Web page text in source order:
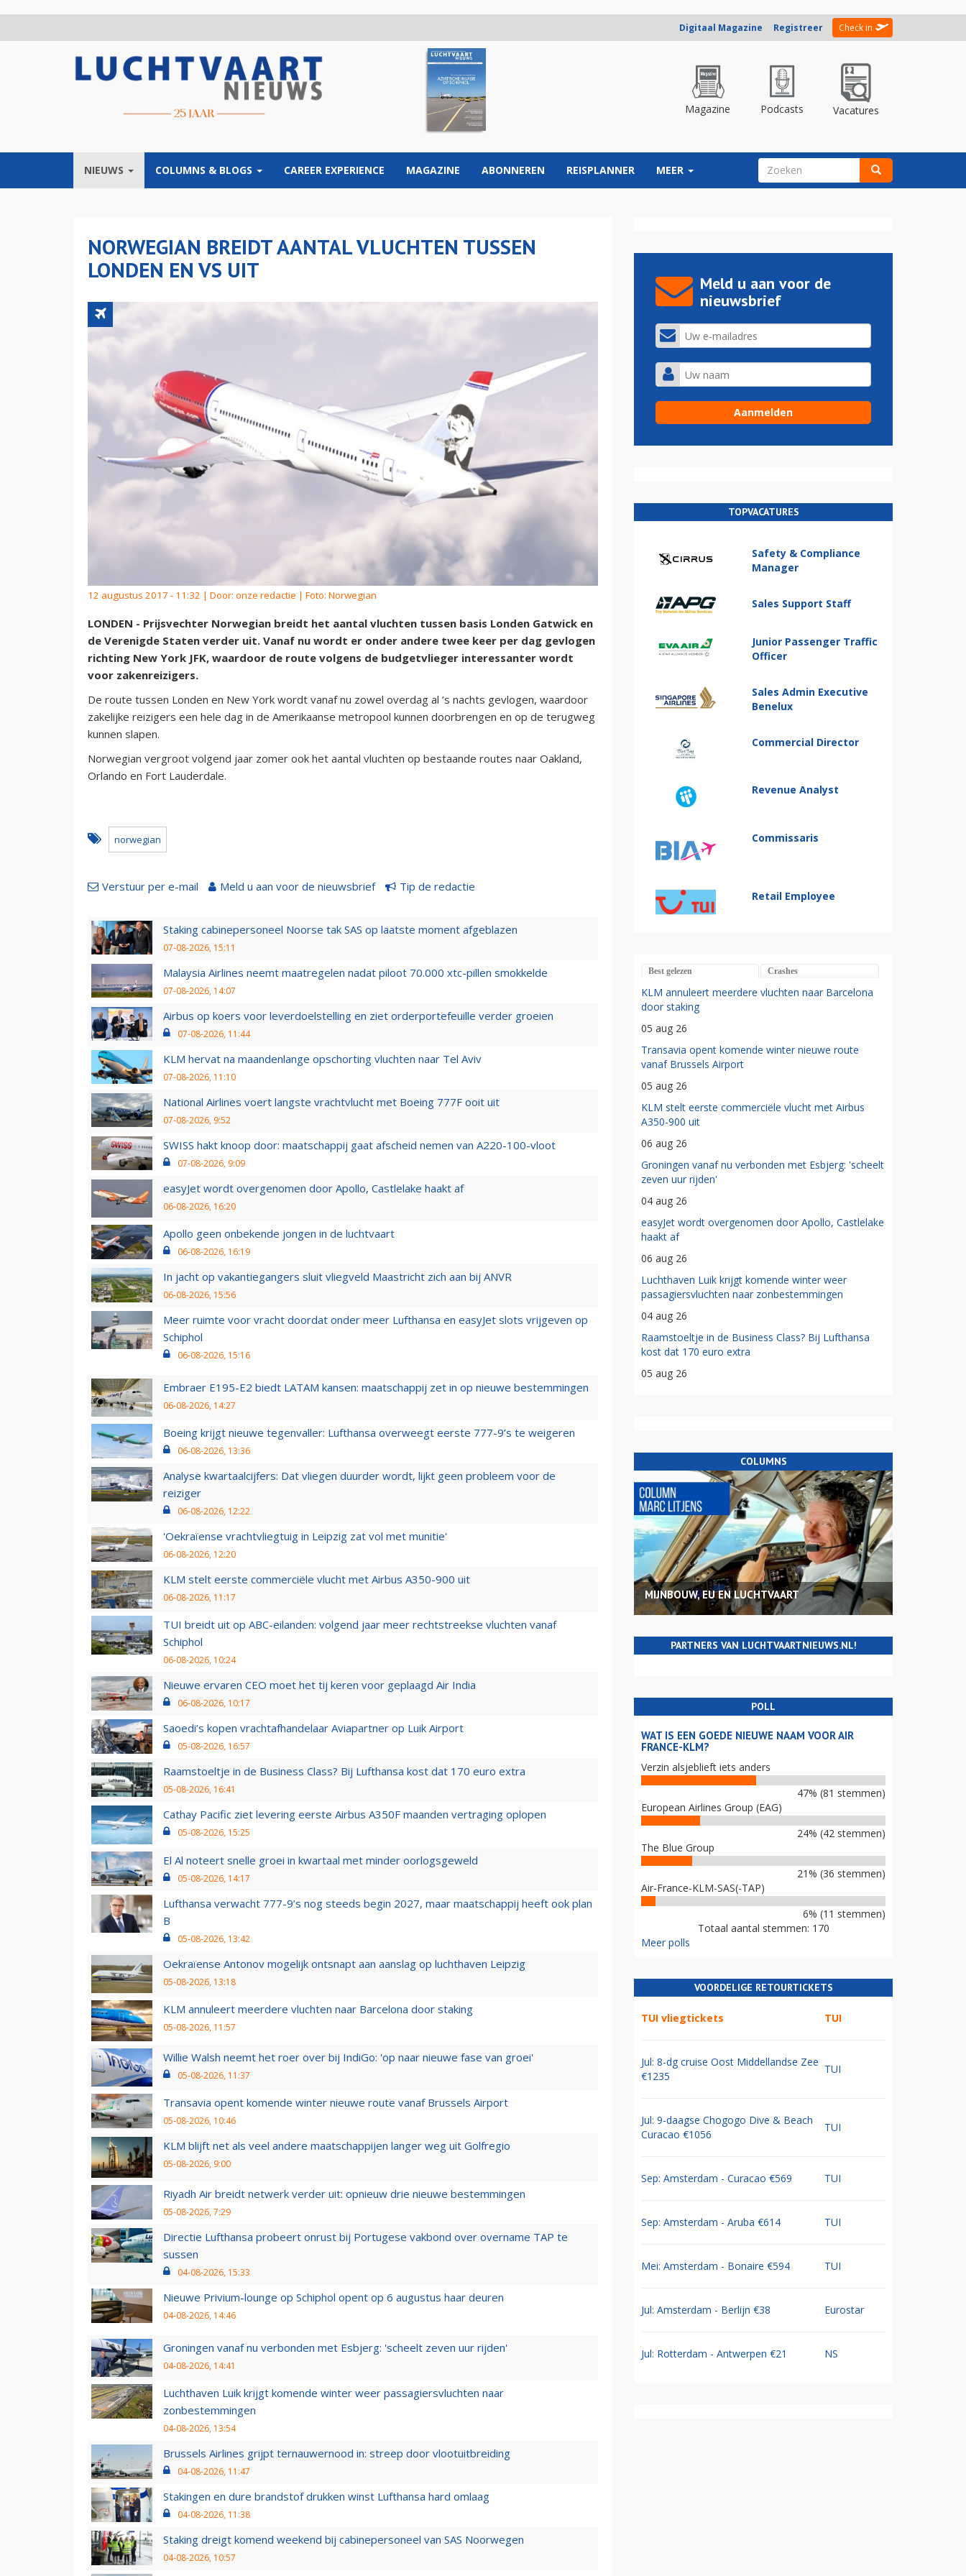
Digitaal Magazine Registreer Check in
Magazine Podcasts Vacatures
NIEUWS COLUMNS & BLOGS CAREER EXPERIENCE MAGAZINE ABONNEREN REISPLANNER MEER ZOEKVELD
NORWEGIAN BREIDT AANTAL VLUCHTEN TUSSEN
LONDEN EN VS UIT
12 augustus 2017 - 11:32 | Door: onze redactie | Foto: Norwegian
LONDEN - Prijsvechter Norwegian breidt het aantal vluchten tussen basis Londen Gatwick en
de Verenigde Staten verder uit. Vanaf nu wordt er onder andere twee keer per dag gevlogen
richting New York JFK, waardoor de route volgens de budgetvlieger interessanter wordt
voor zakenreizigers.
De route tussen Londen en New York wordt vanaf nu zowel overdag al ’s nachts gevlogen, waardoor
zakelijke reizigers een hele dag in de Amerikaanse metropool kunnen doorbrengen en op de terugweg
kunnen slapen.
Norwegian vergroot volgend jaar zomer ook het aantal vluchten op bestaande routes naar Oakland,
Orlando en Fort Lauderdale.
norwegian
Verstuur per e-mail Meld u aan voor de nieuwsbrief Tip de redactie
Staking cabinepersoneel Noorse tak SAS op laatste moment afgeblazen
07-08-2026, 15:11
Malaysia Airlines neemt maatregelen nadat piloot 70.000 xtc-pillen smokkelde
07-08-2026, 14:07
Airbus op koers voor leverdoelstelling en ziet orderportefeuille verder groeien
07-08-2026, 11:44
KLM hervat na maandenlange opschorting vluchten naar Tel Aviv
07-08-2026, 11:10
National Airlines voert langste vrachtvlucht met Boeing 777F ooit uit
07-08-2026, 9:52
SWISS hakt knoop door: maatschappij gaat afscheid nemen van A220-100-vloot
07-08-2026, 9:09
easyJet wordt overgenomen door Apollo, Castlelake haakt af
06-08-2026, 16:20
Apollo geen onbekende jongen in de luchtvaart
06-08-2026, 16:19
In jacht op vakantiegangers sluit vliegveld Maastricht zich aan bij ANVR
06-08-2026, 15:56
Meer ruimte voor vracht doordat onder meer Lufthansa en easyJet slots vrijgeven op
Schiphol
06-08-2026, 15:16
Embraer E195-E2 biedt LATAM kansen: maatschappij zet in op nieuwe bestemmingen
06-08-2026, 14:27
Boeing krijgt nieuwe tegenvaller: Lufthansa overweegt eerste 777-9’s te weigeren
06-08-2026, 13:36
Analyse kwartaalcijfers: Dat vliegen duurder wordt, lijkt geen probleem voor de
reiziger
06-08-2026, 12:22
'Oekraïense vrachtvliegtuig in Leipzig zat vol met munitie'
06-08-2026, 12:20
KLM stelt eerste commerciële vlucht met Airbus A350-900 uit
06-08-2026, 11:17
TUI breidt uit op ABC-eilanden: volgend jaar meer rechtstreekse vluchten vanaf
Schiphol
06-08-2026, 10:24
Nieuwe ervaren CEO moet het tij keren voor geplaagd Air India
06-08-2026, 10:17
Saoedi’s kopen vrachtafhandelaar Aviapartner op Luik Airport
05-08-2026, 16:57
Raamstoeltje in de Business Class? Bij Lufthansa kost dat 170 euro extra
05-08-2026, 16:41
Cathay Pacific ziet levering eerste Airbus A350F maanden vertraging oplopen
05-08-2026, 15:25
El Al noteert snelle groei in kwartaal met minder oorlogsgeweld
05-08-2026, 14:17
Lufthansa verwacht 777-9’s nog steeds begin 2027, maar maatschappij heeft ook plan
B
05-08-2026, 13:42
Oekraïense Antonov mogelijk ontsnapt aan aanslag op luchthaven Leipzig
05-08-2026, 13:18
KLM annuleert meerdere vluchten naar Barcelona door staking
05-08-2026, 11:57
Willie Walsh neemt het roer over bij IndiGo: 'op naar nieuwe fase van groei'
05-08-2026, 11:37
Transavia opent komende winter nieuwe route vanaf Brussels Airport
05-08-2026, 10:46
KLM blijft net als veel andere maatschappijen langer weg uit Golfregio
05-08-2026, 9:00
Riyadh Air breidt netwerk verder uit: opnieuw drie nieuwe bestemmingen
05-08-2026, 7:29
Directie Lufthansa probeert onrust bij Portugese vakbond over overname TAP te
sussen
04-08-2026, 15:33
Nieuwe Privium-lounge op Schiphol opent op 6 augustus haar deuren
04-08-2026, 14:46
Groningen vanaf nu verbonden met Esbjerg: 'scheelt zeven uur rijden'
04-08-2026, 14:41
Luchthaven Luik krijgt komende winter weer passagiersvluchten naar
zonbestemmingen
04-08-2026, 13:54
Brussels Airlines grijpt ternauwernood in: streep door vlootuitbreiding
04-08-2026, 11:47
Stakingen en dure brandstof drukken winst Lufthansa hard omlaag
04-08-2026, 11:38
Staking dreigt komend weekend bij cabinepersoneel van SAS Noorwegen
04-08-2026, 10:57
Meld u aan voor de
nieuwsbrief
TOPVACATURES
Safety & Compliance
Manager
Sales Support Staff
Junior Passenger Traffic
Officer
Sales Admin Executive
Benelux
Commercial Director
Revenue Analyst
Commissaris
Retail Employee
Best gelezen Crashes
KLM annuleert meerdere vluchten naar Barcelona
door staking
05 aug 26
Transavia opent komende winter nieuwe route
vanaf Brussels Airport
05 aug 26
KLM stelt eerste commerciële vlucht met Airbus
A350-900 uit
06 aug 26
Groningen vanaf nu verbonden met Esbjerg: 'scheelt
zeven uur rijden'
04 aug 26
easyJet wordt overgenomen door Apollo, Castlelake
haakt af
06 aug 26
Luchthaven Luik krijgt komende winter weer
passagiersvluchten naar zonbestemmingen
04 aug 26
Raamstoeltje in de Business Class? Bij Lufthansa
kost dat 170 euro extra
05 aug 26
COLUMNS
MIJNBOUW, EU EN LUCHTVAART
PARTNERS VAN LUCHTVAARTNIEUWS.NL!
POLL
WAT IS EEN GOEDE NIEUWE NAAM VOOR AIR
FRANCE-KLM?
Verzin alsjeblieft iets anders
47% (81 stemmen)
European Airlines Group (EAG)
24% (42 stemmen)
The Blue Group
21% (36 stemmen)
Air-France-KLM-SAS(-TAP)
6% (11 stemmen)
Totaal aantal stemmen: 170
Meer polls
VOORDELIGE RETOURTICKETS
TUI vliegtickets TUI
Jul: 8-dg cruise Oost Middellandse Zee
€1235
TUI
Jul: 9-daagse Chogogo Dive & Beach
Curacao €1056
TUI
Sep: Amsterdam - Curacao €569 TUI
Sep: Amsterdam - Aruba €614 TUI
Mei: Amsterdam - Bonaire €594 TUI
Jul: Amsterdam - Berlijn €38 Eurostar
Jul: Rotterdam - Antwerpen €21 NS